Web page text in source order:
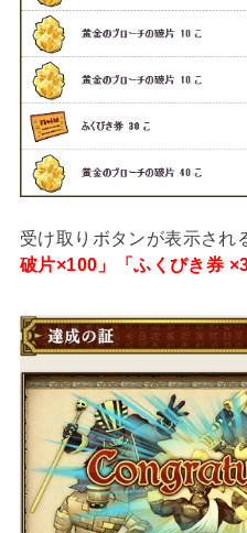
受け取りボタンが表示され
破片×100」「ふくびき券